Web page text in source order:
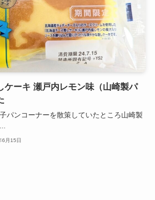
ケーキ 瀬戸内レモン味（山崎製パ
パンコーナーを散策していたところ山崎製
6月15日